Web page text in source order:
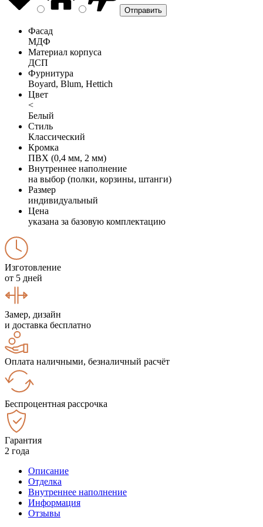
Фасад
МДФ
Материал корпуса
ДСП
Фурнитура
Boyard, Blum, Hettich
Цвет
<
Белый
Стиль
Классический
Кромка
ПВХ (0,4 мм, 2 мм)
Внутреннее наполнение
на выбор (полки, корзины, штанги)
Размер
индивидуальный
Цена
указана за базовую комплектацию
Изготовление
от 5 дней
Замер, дизайн
и доставка бесплатно
Оплата наличными, безналичный расчёт
Беспроцентная рассрочка
Гарантия
2 года
Описание
Отделка
Внутреннее наполнение
Информация
Отзывы